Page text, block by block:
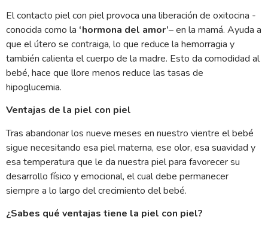
El contacto piel con piel provoca una liberación de oxitocina -
conocida como la ‘hormona del amor’– en la mamá. Ayuda a
que el útero se contraiga, lo que reduce la hemorragia y
también calienta el cuerpo de la madre. Esto da comodidad al
bebé, hace que llore menos reduce las tasas de
hipoglucemia.
Ventajas de la piel con piel
Tras abandonar los nueve meses en nuestro vientre el bebé
sigue necesitando esa piel materna, ese olor, esa suavidad y
esa temperatura que le da nuestra piel para favorecer su
desarrollo físico y emocional, el cual debe permanecer
siempre a lo largo del crecimiento del bebé.
¿Sabes qué ventajas tiene la piel con piel?